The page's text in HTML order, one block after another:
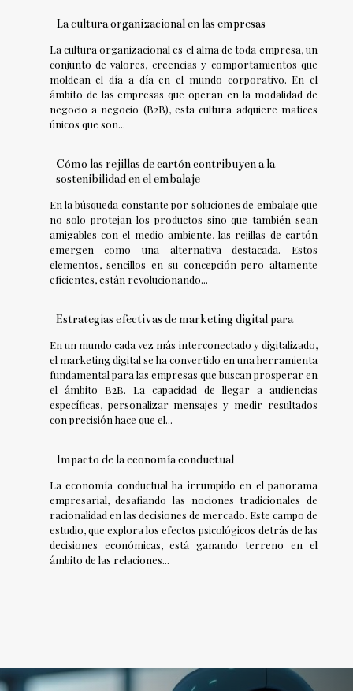
La cultura organizacional en las empresas
La cultura organizacional es el alma de toda empresa, un
conjunto de valores, creencias y comportamientos que
moldean el día a día en el mundo corporativo. En el
ámbito de las empresas que operan en la modalidad de
negocio a negocio (B2B), esta cultura adquiere matices
únicos que son...
Cómo las rejillas de cartón contribuyen a la
sostenibilidad en el embalaje
En la búsqueda constante por soluciones de embalaje que
no solo protejan los productos sino que también sean
amigables con el medio ambiente, las rejillas de cartón
emergen como una alternativa destacada. Estos
elementos, sencillos en su concepción pero altamente
eficientes, están revolucionando...
Estrategias efectivas de marketing digital para
En un mundo cada vez más interconectado y digitalizado,
el marketing digital se ha convertido en una herramienta
fundamental para las empresas que buscan prosperar en
el ámbito B2B. La capacidad de llegar a audiencias
específicas, personalizar mensajes y medir resultados
con precisión hace que el...
Impacto de la economía conductual
La economía conductual ha irrumpido en el panorama
empresarial, desafiando las nociones tradicionales de
racionalidad en las decisiones de mercado. Este campo de
estudio, que explora los efectos psicológicos detrás de las
decisiones económicas, está ganando terreno en el
ámbito de las relaciones...